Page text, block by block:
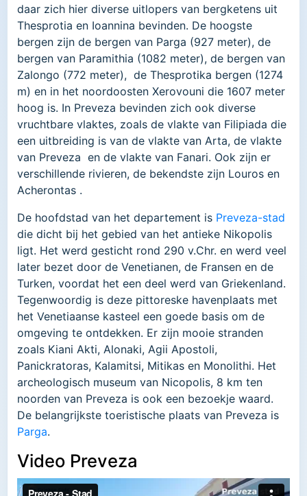
daar zich hier diverse uitlopers van bergketens uit
Thesprotia en Ioannina bevinden. De hoogste
bergen zijn de bergen van Parga (927 meter), de
bergen van Paramithia (1082 meter), de bergen van
Zalongo (772 meter), de Thesprotika bergen (1274
m) en in het noordoosten Xerovouni die 1607 meter
hoog is. In Preveza bevinden zich ook diverse
vruchtbare vlaktes, zoals de vlakte van Filipiada die
een uitbreiding is van de vlakte van Arta, de vlakte
van Preveza en de vlakte van Fanari. Ook zijn er
verschillende rivieren, de bekendste zijn Louros en
Acherontas .
De hoofdstad van het departement is Preveza-stad
die dicht bij het gebied van het antieke Nikopolis
ligt. Het werd gesticht rond 290 v.Chr. en werd veel
later bezet door de Venetianen, de Fransen en de
Turken, voordat het een deel werd van Griekenland.
Tegenwoordig is deze pittoreske havenplaats met
het Venetiaanse kasteel een goede basis om de
omgeving te ontdekken. Er zijn mooie stranden
zoals Kiani Akti, Alonaki, Agii Apostoli,
Panickratoras, Kalamitsi, Mitikas en Monolithi. Het
archeologisch museum van Nicopolis, 8 km ten
noorden van Preveza is ook een bezoekje waard.
De belangrijkste toeristische plaats van Preveza is
Parga.
Video Preveza